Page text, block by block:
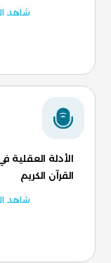
شاهد
الأدلة العقلية
القرآن الكريم
شاهد